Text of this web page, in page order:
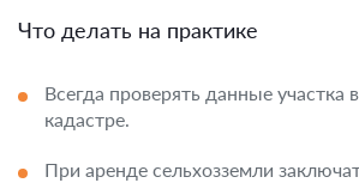
Что делать на практике
Всегда проверять данные участка
кадастре.
При аренде сельхозземли